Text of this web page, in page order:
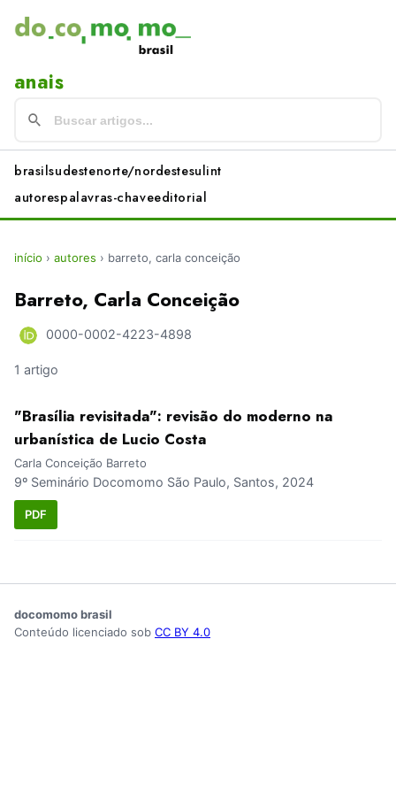
anais
brasilsudestenorte/nordestesulint
autorespalavras-chaveeditorial
início › autores › barreto, carla conceição
Barreto, Carla Conceição
0000-0002-4223-4898
1 artigo
"Brasília revisitada": revisão do moderno na
urbanística de Lucio Costa
Carla Conceição Barreto
9º Seminário Docomomo São Paulo, Santos, 2024
PDF
docomomo brasil
Conteúdo licenciado sob CC BY 4.0